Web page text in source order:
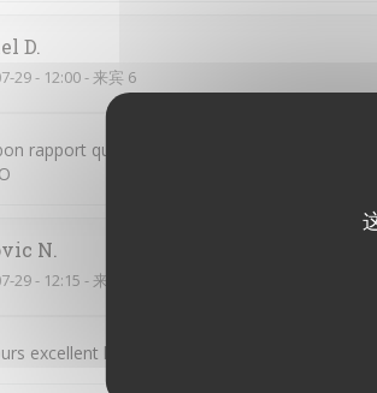
D
29- 12:00 - 来宾 6
rapport qualité / prix. Tous les convives
N
29- 12:15 - 来宾 10
excellent les plats sont raffiné le personnel